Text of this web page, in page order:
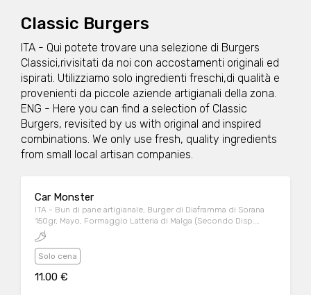
Classic Burgers
ITA - Qui potete trovare una selezione di Burgers
Classici,rivisitati da noi con accostamenti originali ed
ispirati. Utilizziamo solo ingredienti freschi,di qualità e
provenienti da piccole aziende artigianali della zona.
ENG - Here you can find a selection of Classic
Burgers, revisited by us with original and inspired
combinations. We only use fresh, quality ingredients
from small local artisan companies.
Car Monster
ITA - Bun di pane artigianale, Burger di Diaframma di Sorana
150gr, Mayo, Formaggio Latteria di Malga (Secondo Disp.
Giornaliera) , Composta di Jalapeno, Bacon, Cipolla di Tropea
Salsa BBQ “home-made” EMG - Artisan Bread Bun, Sorana
Diaphragm Burger 150gr, Mayo, Alpine dairy Cheese (may
changhe due to Daily Avaibility), Jalapeno Compote, Bacon,
Tropea Onion “Home-Made” BBQ Sauce
Solo cena
11.00 €